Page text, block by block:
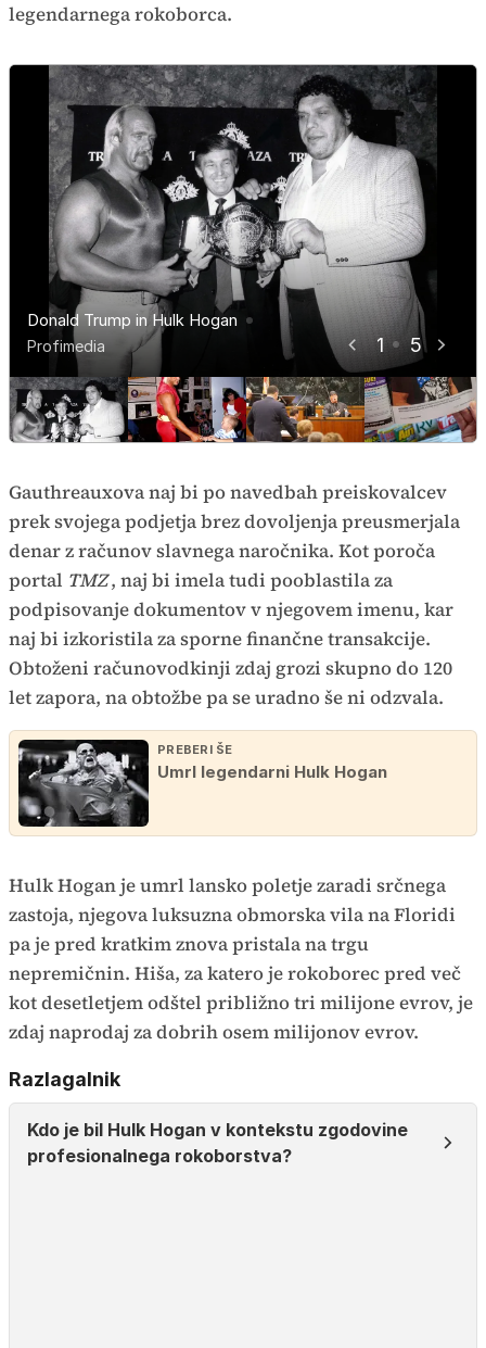
legendarnega rokoborca.
1 5
Donald Trump in Hulk Hogan
Profimedia
Hulk Hogan (1992)
Hulk Hogan na sodišču (2017)
Profimedia
Hulk Hogan Profimedia
Pokrivalo z motivom Hulka Hogana
Profimedia
Gauthreauxova naj bi po navedbah preiskovalcev
prek svojega podjetja brez dovoljenja preusmerjala
denar z računov slavnega naročnika. Kot poroča
portal TMZ, naj bi imela tudi pooblastila za
podpisovanje dokumentov v njegovem imenu, kar
naj bi izkoristila za sporne finančne transakcije.
Obtoženi računovodkinji zdaj grozi skupno do 120
let zapora, na obtožbe pa se uradno še ni odzvala.
PREBERI ŠE
Umrl legendarni Hulk Hogan
Hulk Hogan je umrl lansko poletje zaradi srčnega
zastoja, njegova luksuzna obmorska vila na Floridi
pa je pred kratkim znova pristala na trgu
nepremičnin. Hiša, za katero je rokoborec pred več
kot desetletjem odštel približno tri milijone evrov, je
zdaj naprodaj za dobrih osem milijonov evrov.
Razlagalnik
Kdo je bil Hulk Hogan v kontekstu zgodovine
profesionalnega rokoborstva?